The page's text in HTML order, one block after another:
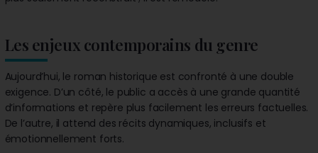
Les enjeux contemporains du genre
Aujourd’hui, le roman historique est confronté à une double
exigence. D’un côté, le public a accès à une grande quantité
d’informations et repère plus facilement les erreurs factuelles.
De l’autre, il attend des récits dynamiques, inclusifs et
émotionnellement forts.